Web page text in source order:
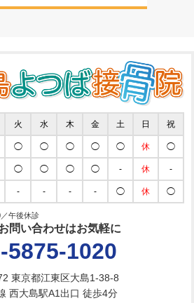
火 水 木 金 土 日 祝
◯ ◯ ◯ ◯ ◯ 休 ◯
◯ ◯ ◯ ◯ - 休 -
- - - - ◯ 休 ◯
午後休診
問い合わせはお気軽に
5875-1020
東京都江東区大島1-38-8
西大島駅A1出口 徒歩4分